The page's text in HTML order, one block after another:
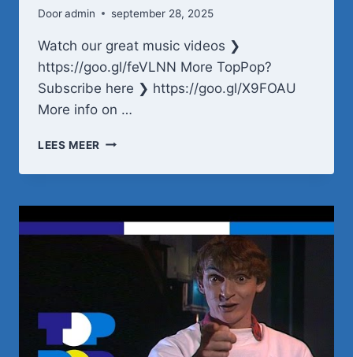
Dooradmin september 28, 2025
Watch our great music videos ❯
https://goo.gl/feVLNN More TopPop?
Subscribe here ❯ https://goo.gl/X9FOAU
More info on …
LEES MEER EGBERT
–
UIT
DE
BEDSTEE,